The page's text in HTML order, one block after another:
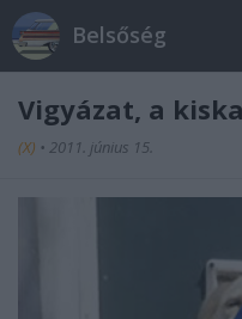
Belsőség
Vigyázat, a
(X) • 2011. június 15.